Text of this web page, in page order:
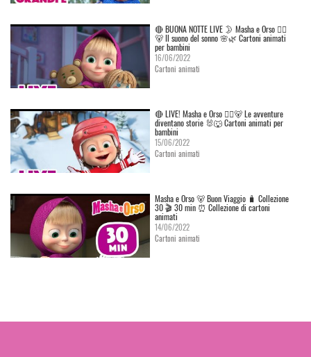
🔴 BUONA NOTTE LIVE 🌛 Masha e Orso 👱‍♀️
🐻 Il suono del sonno 🌸🌿 Cartoni animati
per bambini
16/06/2022
Cartoni animati
🔴 LIVE! Masha e Orso 👱‍♀️🐻 Le avventure
diventano storie 🐰🐺 Cartoni animati per
bambini
15/06/2022
Cartoni animati
Masha e Orso 🐻 Buon Viaggio 🧳 Сollezione
30 🎬 30 min ⏰ Collezione di cartoni
animati
14/06/2022
Cartoni animati